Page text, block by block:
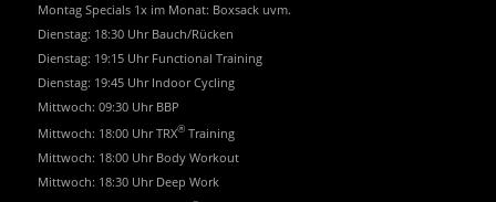
Montag Specials 1x im Monat: Boxsack uvm.
Dienstag: 18:30 Uhr Bauch/Rücken
Dienstag: 19:15 Uhr Functional Training
Dienstag: 19:45 Uhr Indoor Cycling
Mittwoch: 09:30 Uhr BBP
Mittwoch: 18:00 Uhr TRX®Training
Mittwoch: 18:00 Uhr Body Workout
Mittwoch: 18:30 Uhr Deep Work